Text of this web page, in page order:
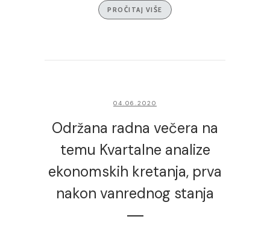
PROČITAJ VIŠE
04.06.2020
Održana radna večera na
temu Kvartalne analize
ekonomskih kretanja, prva
nakon vanrednog stanja